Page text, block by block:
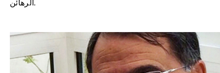
الرهائن.